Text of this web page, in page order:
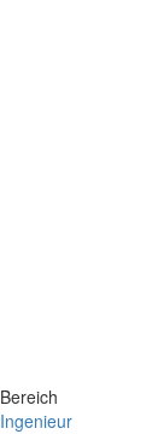
Bereich
Ingenieur